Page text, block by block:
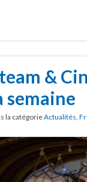
&
semaine
la catégorieActualités,